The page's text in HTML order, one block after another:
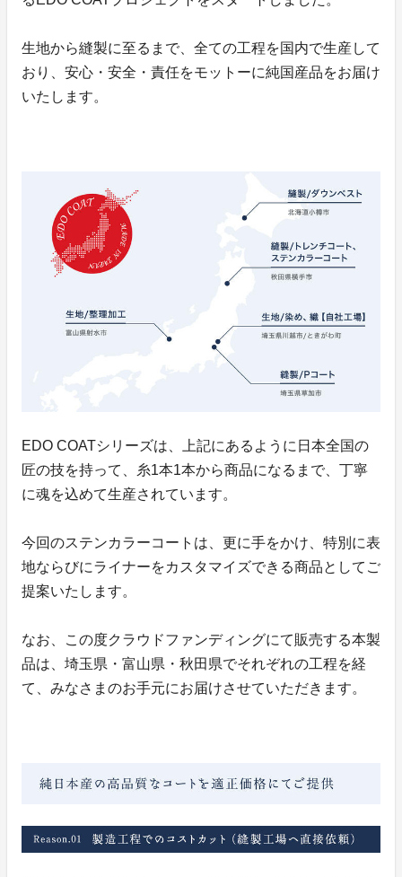
生地から縫製に至るまで、全ての工程を国内で生産して
おり、安心・安全・責任をモットーに純国産品をお届け
いたします。
EDO COATシリーズは、上記にあるように日本全国の
匠の技を持って、糸1本1本から商品になるまで、丁寧
に魂を込めて生産されています。
今回のステンカラーコートは、更に手をかけ、特別に表
地ならびにライナーをカスタマイズできる商品としてご
提案いたします。
なお、この度クラウドファンディングにて販売する本製
品は、埼玉県・富山県・秋田県でそれぞれの工程を経
て、みなさまのお手元にお届けさせていただきます。